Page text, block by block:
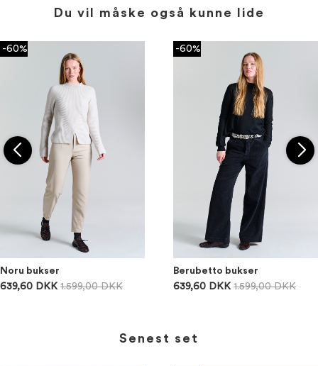
Du vil måske også kunne lide
-60%
Noru bukser
639,60 DKK 1.599,00 DKK
-60%
Berubetto bukser
639,60 DKK 1.599,00 DKK
Senest set